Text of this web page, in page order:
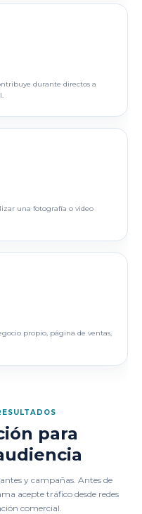
durante directos a
una fotografía o video
propio, página de ventas,
para
y campañas. Antes de
acepte tráfico desde redes
comercial.